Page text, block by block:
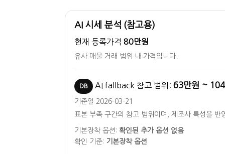
AI 시세 분석 (참고용)
현재 등록가격 80만원
유사 매물 거래 범위 내 가격입니다.
DB AI fallback 참고 범위: 63만원 ~
기준일 2026-03-21
표본 부족 구간의 참고 범위이며, 제조사 특성을 반
기본장착 옵션: 확인된 추가 옵션 없음
확인 기준: 기본장착 옵션